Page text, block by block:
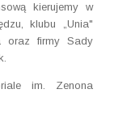
kierujemy w
klubu „Unia"
oraz firmy Sady
im. Zenona